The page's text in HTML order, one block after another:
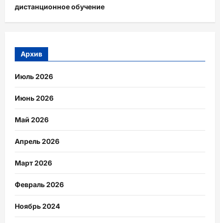
дистанционное обучение
Архив
Июль 2026
Июнь 2026
Май 2026
Апрель 2026
Март 2026
Февраль 2026
Ноябрь 2024